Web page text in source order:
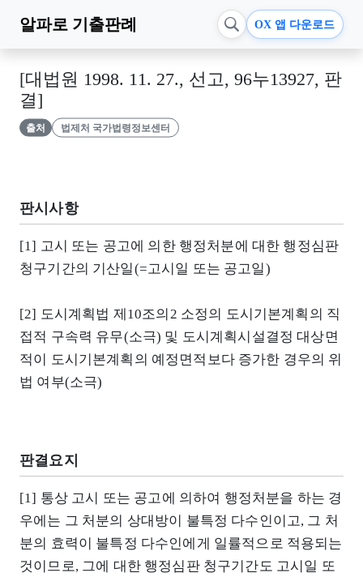
알파로 기출판례 OX 앱 다운로드
[대법원 1998. 11. 27., 선고, 96누13927, 판
결]
출처 법제처 국가법령정보센터
판시사항
[1] 고시 또는 공고에 의한 행정처분에 대한 행정심판
청구기간의 기산일(=고시일 또는 공고일)
[2] 도시계획법 제10조의2 소정의 도시기본계획의 직
접적 구속력 유무(소극) 및 도시계획시설결정 대상면
적이 도시기본계획의 예정면적보다 증가한 경우의 위
법 여부(소극)
판결요지
[1] 통상 고시 또는 공고에 의하여 행정처분을 하는 경
우에는 그 처분의 상대방이 불특정 다수인이고, 그 처
분의 효력이 불특정 다수인에게 일률적으로 적용되는
것이므로, 그에 대한 행정심판 청구기간도 고시일 또